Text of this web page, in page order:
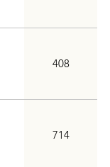
408
714